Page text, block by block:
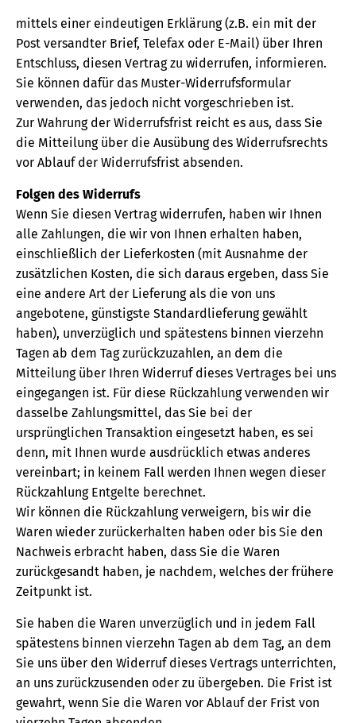
mittels einer eindeutigen Erklärung (z.B. ein mit der
Post versandter Brief, Telefax oder E-Mail) über Ihren
Entschluss, diesen Vertrag zu widerrufen, informieren.
Sie können dafür das Muster-Widerrufsformular
verwenden, das jedoch nicht vorgeschrieben ist.
Zur Wahrung der Widerrufsfrist reicht es aus, dass Sie
die Mitteilung über die Ausübung des Widerrufsrechts
vor Ablauf der Widerrufsfrist absenden.
Folgen des Widerrufs
Wenn Sie diesen Vertrag widerrufen, haben wir Ihnen
alle Zahlungen, die wir von Ihnen erhalten haben,
einschließlich der Lieferkosten (mit Ausnahme der
zusätzlichen Kosten, die sich daraus ergeben, dass Sie
eine andere Art der Lieferung als die von uns
angebotene, günstigste Standardlieferung gewählt
haben), unverzüglich und spätestens binnen vierzehn
Tagen ab dem Tag zurückzuzahlen, an dem die
Mitteilung über Ihren Widerruf dieses Vertrages bei uns
eingegangen ist. Für diese Rückzahlung verwenden wir
dasselbe Zahlungsmittel, das Sie bei der
ursprünglichen Transaktion eingesetzt haben, es sei
denn, mit Ihnen wurde ausdrücklich etwas anderes
vereinbart; in keinem Fall werden Ihnen wegen dieser
Rückzahlung Entgelte berechnet.
Wir können die Rückzahlung verweigern, bis wir die
Waren wieder zurückerhalten haben oder bis Sie den
Nachweis erbracht haben, dass Sie die Waren
zurückgesandt haben, je nachdem, welches der frühere
Zeitpunkt ist.
Sie haben die Waren unverzüglich und in jedem Fall
spätestens binnen vierzehn Tagen ab dem Tag, an dem
Sie uns über den Widerruf dieses Vertrags unterrichten,
an uns zurückzusenden oder zu übergeben. Die Frist ist
gewahrt, wenn Sie die Waren vor Ablauf der Frist von